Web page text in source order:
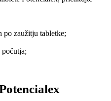
po zaužitju tabletke;
počutja;